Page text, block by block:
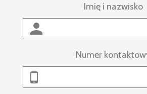
Imię i nazwisko
Numer